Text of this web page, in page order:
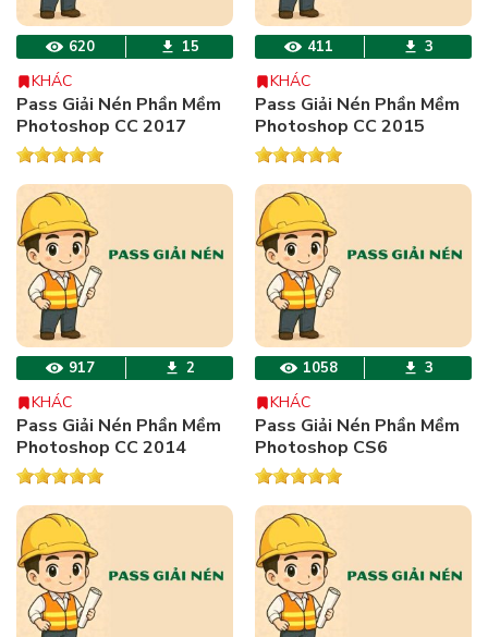
620 15
KHÁC
Pass Giải Nén Phần Mềm
Photoshop CC 2017
411 3
KHÁC
Pass Giải Nén Phần Mềm
Photoshop CC 2015
917 2
KHÁC
Pass Giải Nén Phần Mềm
Photoshop CC 2014
1058 3
KHÁC
Pass Giải Nén Phần Mềm
Photoshop CS6